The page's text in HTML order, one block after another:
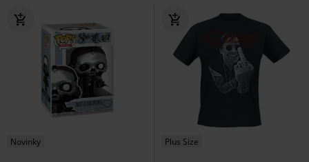
Novinky Plus Size